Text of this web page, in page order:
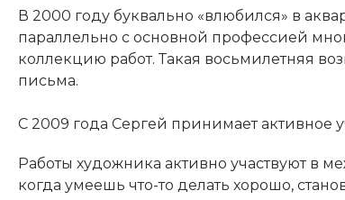
В 2000 году буквально «влюбился» в
параллельно с основной профессией
коллекцию работ. Такая восьмилетняя
письма.
С 2009 года Сергей принимает активное
Работы художника активно участвуют в
когда умеешь что-то делать хорошо,